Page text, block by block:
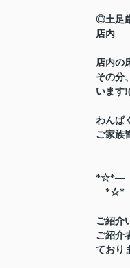
◎土足
店内
店内の
その分
います
わんぱ
ご家族
*☆*―【
―*☆*
ご紹介
ご紹介
ており